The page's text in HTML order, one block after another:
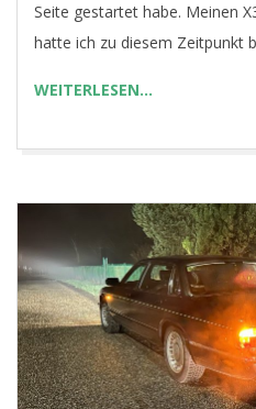
Seite gestartet habe. Meinen
hatte ich zu diesem Zeitpunkt
WEITERLESEN…